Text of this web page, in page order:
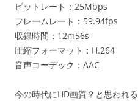
ビットレート：25Mbps
フレームレート：59.94fps
収録時間：12m56s
圧縮フォーマット：H.264
音声コーデック：AAC
今の時代にHD画質？と思われ